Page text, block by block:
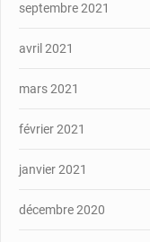
septembre 2021
avril 2021
mars 2021
février 2021
janvier 2021
décembre 2020